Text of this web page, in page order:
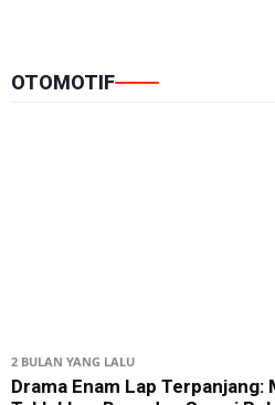
OTOMOTIF
2 BULAN YANG LALU
Drama Enam Lap Terpanjang: